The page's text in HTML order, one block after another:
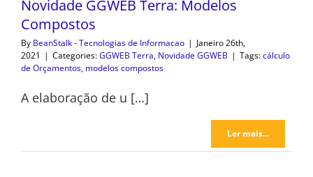
Novidade GGWEB Terra: Modelos
Compostos
By BeanStalk - Tecnologias de Informacao | Janeiro 26th,
2021 | Categories:GGWEB Terra, Novidade GGWEB | Tags:cálculo
de Orçamentos, modelos compostos
A elaboração de u […]
Ler mais...